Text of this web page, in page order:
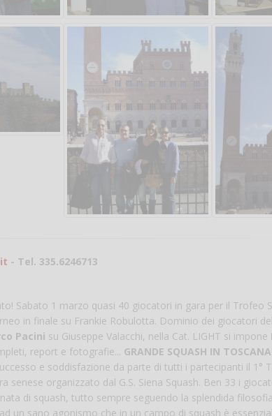
- Tel. 335.6246713
Sabato 1 marzo quasi 40 giocatori in gara per il Trofeo
in finale su Frankie Robulotta. Dominio dei giocatori
Pacini su Giuseppe Valacchi, nella Cat. LIGHT si impone
report e fotografie... GRANDE SQUASH IN
e soddisfazione da parte di tutti i partecipanti il 1°
senese organizzato dal G.S. Siena Squash. Ben 33 i
di squash, tutto sempre seguendo la splendida
un sano agonismo che in un campo di squash è